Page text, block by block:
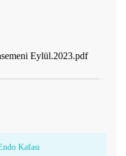
Eylül.2023.pdf
Kafası